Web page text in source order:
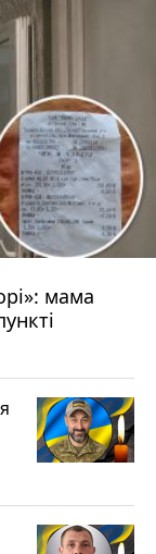
мама